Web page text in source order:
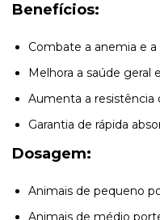
Benefícios:
Combate a anemia e a
Melhora a saúde geral
Aumenta a resistência
Garantia de rápida
Dosagem:
Animais de pequeno
Animais de médio